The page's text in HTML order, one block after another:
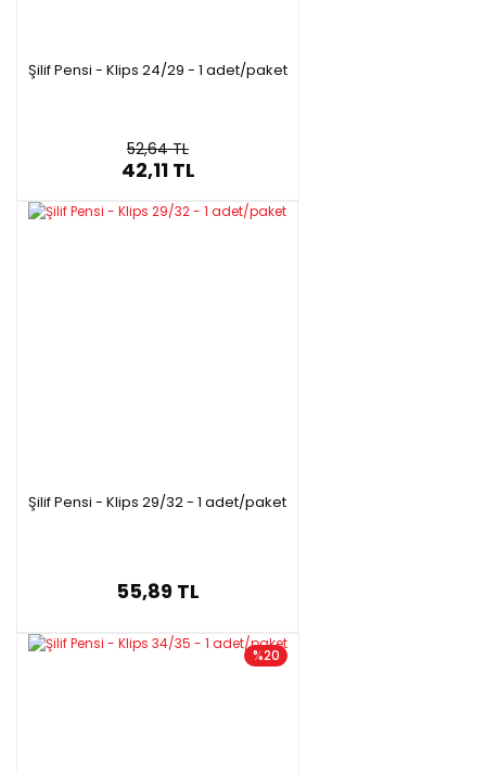
Şilif Pensi - Klips 24/29 - 1 adet/paket
52,64 TL
42,11 TL
Şilif Pensi - Klips 29/32 - 1 adet/paket
55,89 TL
%20